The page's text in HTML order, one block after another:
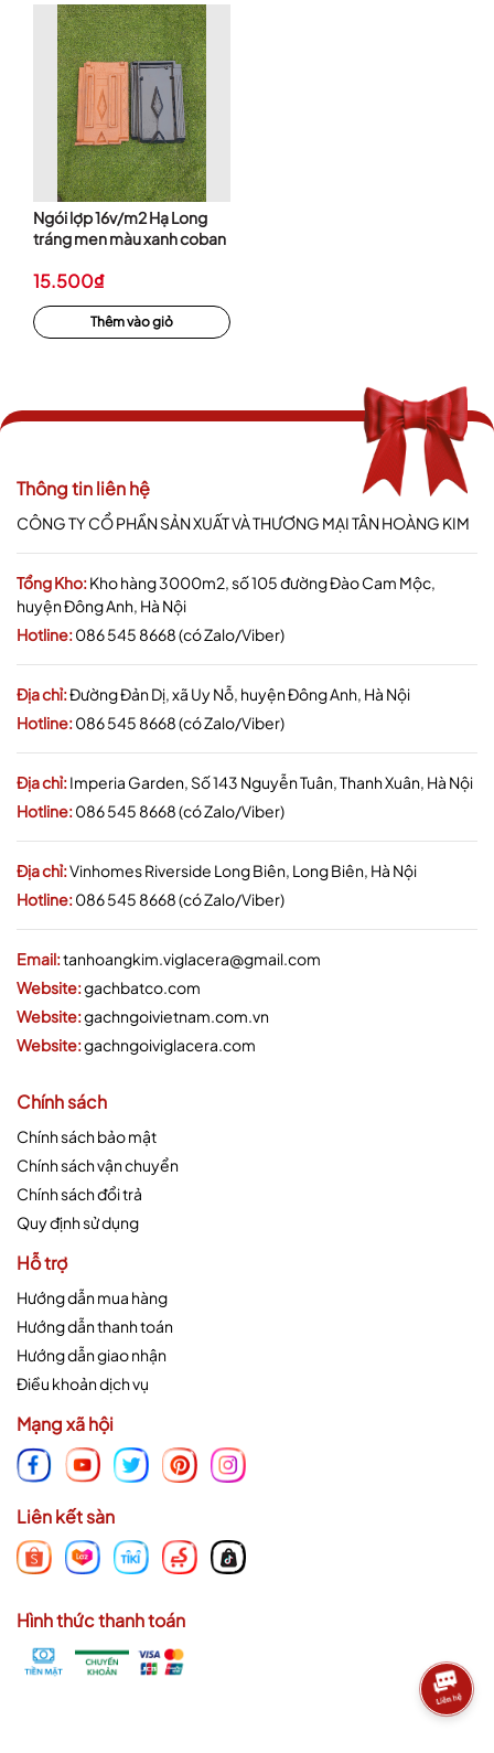
Ngói lợp 16v/m2 Hạ Long
tráng men màu xanh coban
15.500₫
Thêm vào giỏ
Thông tin liên hệ
CÔNG TY CỔ PHẦN SẢN XUẤT VÀ THƯƠNG MẠI TÂN HOÀNG KIM
Tổng Kho:Kho hàng 3000m2, số 105 đường Đào Cam Mộc,
huyện Đông Anh, Hà Nội
Hotline:086 545 8668 (có Zalo/Viber)
Địa chỉ:Đường Đản Dị, xã Uy Nỗ, huyện Đông Anh, Hà Nội
Hotline:086 545 8668 (có Zalo/Viber)
Địa chỉ:Imperia Garden, Số 143 Nguyễn Tuân, Thanh Xuân, Hà Nội
Hotline:086 545 8668 (có Zalo/Viber)
Địa chỉ:Vinhomes Riverside Long Biên, Long Biên, Hà Nội
Hotline:086 545 8668 (có Zalo/Viber)
Email:tanhoangkim.viglacera@gmail.com
Website:gachbatco.com
Website:gachngoivietnam.com.vn
Website:gachngoiviglacera.com
Chính sách
Chính sách bảo mật
Chính sách vận chuyển
Chính sách đổi trả
Quy định sử dụng
Hỗ trợ
Hướng dẫn mua hàng
Hướng dẫn thanh toán
Hướng dẫn giao nhận
Điều khoản dịch vụ
Mạng xã hội
Liên kết sàn
Hình thức thanh toán